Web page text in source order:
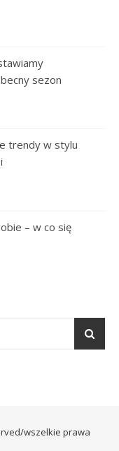
sezon
trendy w stylu
– w co się
wszelkie prawa